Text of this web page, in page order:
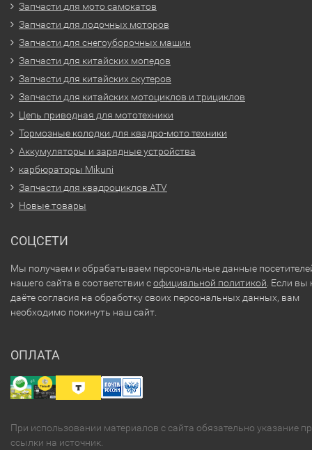
Запчасти для мото самокатов
Запчасти для лодочных моторов
Запчасти для снегоуборочных машин
Запчасти для китайских мопедов
Запчасти для китайских скутеров
Запчасти для китайских мотоциклов и трициклов
Цепь приводная для мототехники
Тормозные колодки для квадро-мото техники
Аккумуляторы и зарядные устройства
карбюраторы Mikuni
Запчасти для квадроциклов ATV
Новые товары
СОЦСЕТИ
Мы получаем и обрабатываем персональные данные
нашего сайта в соответствии софициальной политикой . Если вы
даёте согласия на обработку своих персональных данных, вам
необходимо покинуть наш сайт.
ОПЛАТА
При использовании материалов с сайта обязательно указание
ссылки на источник.